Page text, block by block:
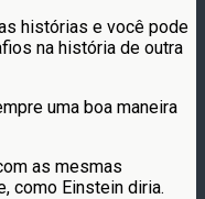
histórias e você pode
na história de outra
uma boa maneira
as mesmas
como Einstein diria.